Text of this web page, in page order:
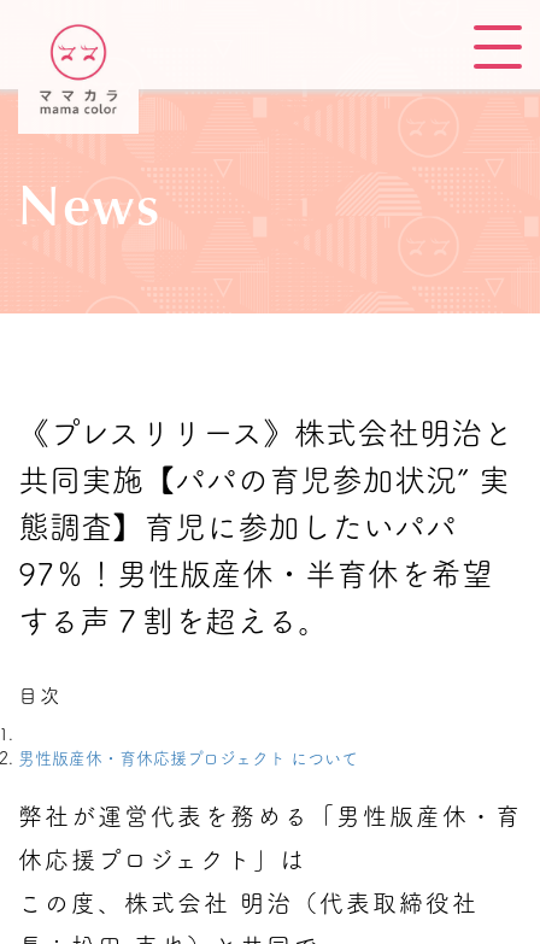
News
《プレスリリース》株式会社明治と
共同実施【パパの育児参加状況” 実
態調査】育児に参加したいパパ
97％！男性版産休・半育休を希望
する声７割を超える。
目次
男性版産休・育休応援プロジェクト について
弊社が運営代表を務める「男性版産休・育
休応援プロジェクト」は
この度、株式会社 明治（代表取締役社